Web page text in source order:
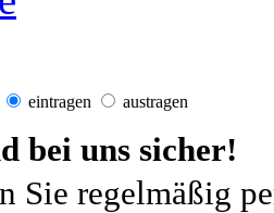
eintragen austragen
bei uns sicher!
Sie regelmäßig